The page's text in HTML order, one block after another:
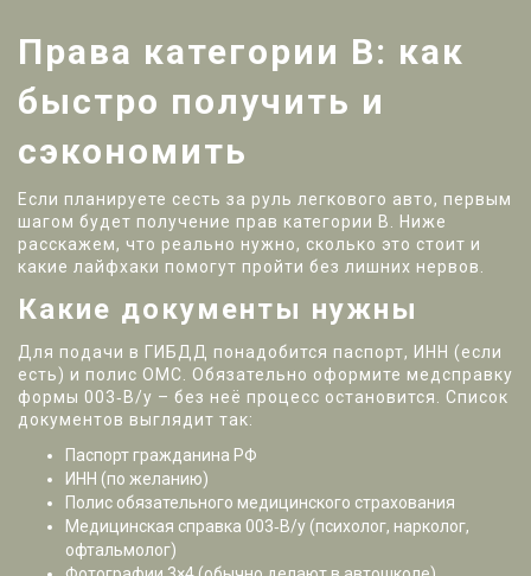
Права категории B: как
быстро получить и
сэкономить
Если планируете сесть за руль легкового авто, первым
шагом будет получение прав категории B. Ниже
расскажем, что реально нужно, сколько это стоит и
какие лайфхаки помогут пройти без лишних нервов.
Какие документы нужны
Для подачи в ГИБДД понадобится паспорт, ИНН (если
есть) и полис ОМС. Обязательно оформите медсправку
формы 003‑В/у – без неё процесс остановится. Список
документов выглядит так:
Паспорт гражданина РФ
ИНН (по желанию)
Полис обязательного медицинского страхования
Медицинская справка 003‑В/у (психолог, нарколог,
офтальмолог)